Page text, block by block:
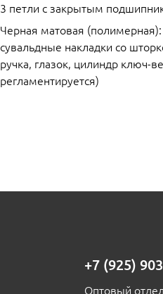
3 петли с закрытым
Черная матовая
сувальдные накладки со
ручка, глазок, цилиндр ключ-
регламентируется)
+7 (925)
Оптовый отдел